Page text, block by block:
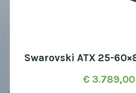
Swarovski ATX 25-
€ 3.789,00